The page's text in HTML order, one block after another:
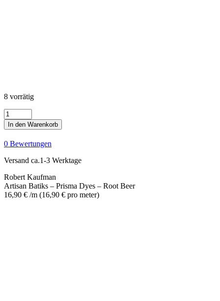
8 vorrätig
Artisan
Batiks
-
Prisma
Dyes
-
Root
Beer
Menge
In den Warenkorb
0 Bewertungen
Versand ca.1-3 Werktage
Robert Kaufman
Artisan Batiks – Prisma Dyes – Root Beer
16,90 € /m (16,90 € pro meter)